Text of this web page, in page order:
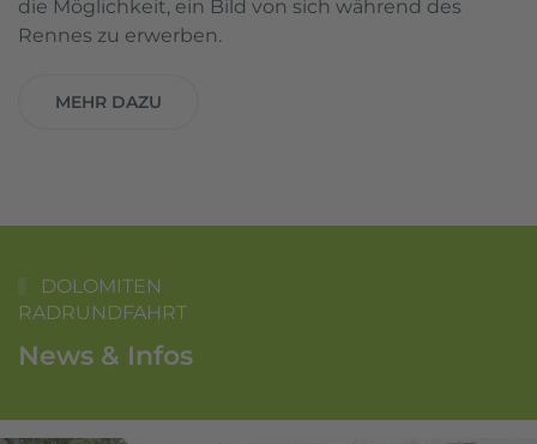
die Möglichkeit, ein Bild von sich während des
Rennes zu erwerben.
MEHR DAZU
DOLOMITEN
RADRUNDFAHRT
News & Infos